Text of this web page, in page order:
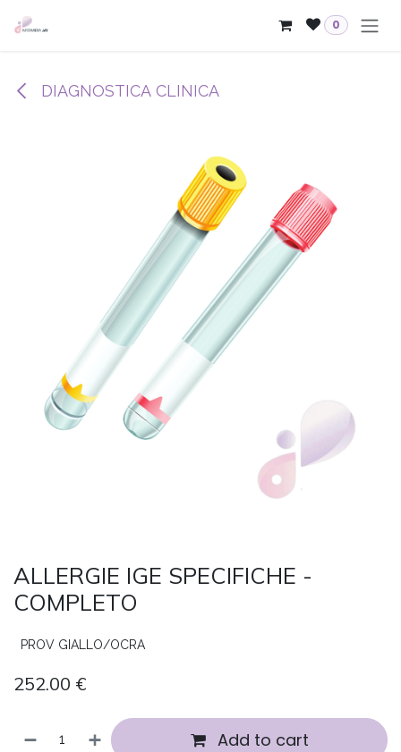
Skip to Content
0
DIAGNOSTICA CLINICA
ALLERGIE IGE SPECIFICHE -
COMPLETO
PROV GIALLO/OCRA
252.00 €
Add to cart